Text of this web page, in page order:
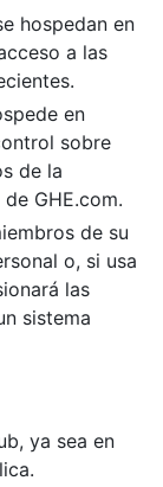
hospedan en
a las
en
sobre
de la
GHE.com.
de su
o, si usa
las
sistema
ya sea en